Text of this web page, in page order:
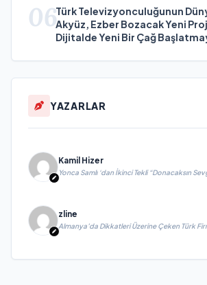
06Türk Televizyonculuğunun
Akyüz, Ezber Bozacak Yeni
Dijitalde Yeni Bir Çağ
YAZARLAR
Kamil Hizer
Yonca Samlı ‘dan İkinci Tekli “Donacaksın
zline
Almanya’da Dikkatleri Üzerine Çeken Türk